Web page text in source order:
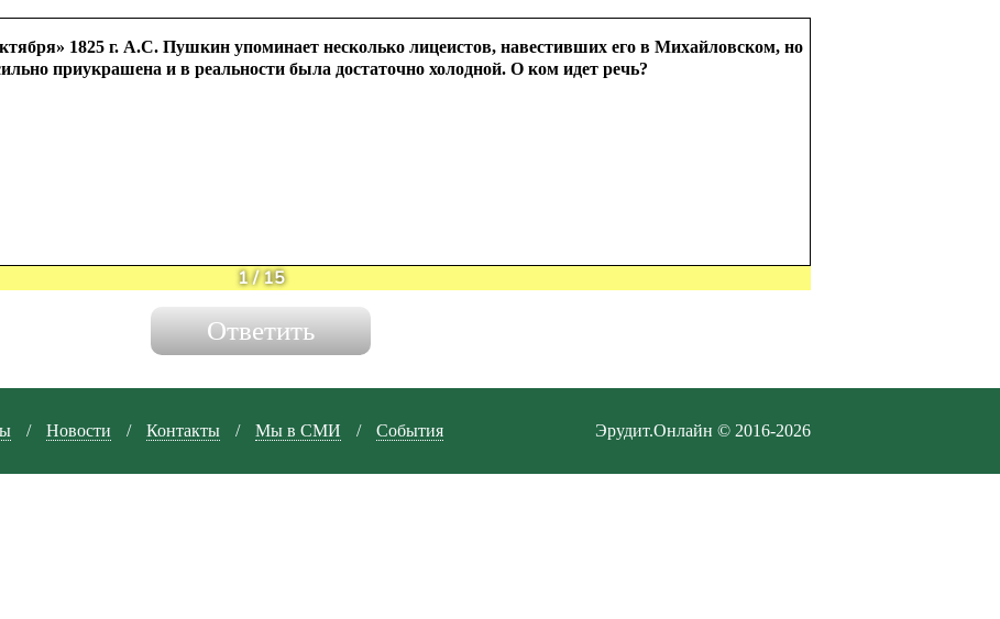
1825 г. А.С. Пушкин упоминает несколько лицеистов, навестивших его в Михайловском, но
приукрашена и в реальности была достаточно холодной. О ком идет речь?
1/15
/ Новости / Контакты / Мы в СМИ / События Эрудит.Онлайн © 2016-2026